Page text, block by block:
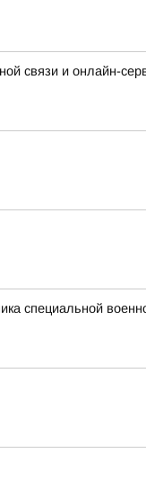
связи и онлайн-
специальной